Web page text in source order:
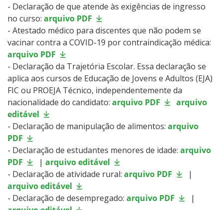
- Declaração de que atende às exigências de ingresso
no curso: arquivo PDF
- Atestado médico para discentes que não podem se
vacinar contra a COVID-19 por contraindicação médica:
arquivo PDF
- Declaração da Trajetória Escolar. Essa declaração se
aplica aos cursos de Educação de Jovens e Adultos (EJA)
FIC ou PROEJA Técnico, independentemente da
nacionalidade do candidato: arquivo PDF
arquivo
editável
- Declaração de manipulação de alimentos: arquivo
PDF
- Declaração de estudantes menores de idade: arquivo
PDF
| arquivo editável
- Declaração de atividade rural: arquivo PDF
|
arquivo editável
- Declaração de desempregado: arquivo PDF
|